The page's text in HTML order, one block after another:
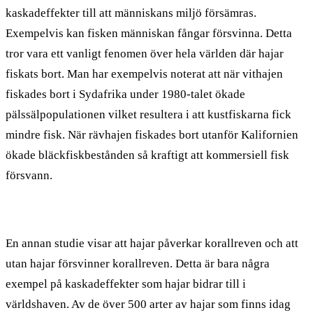
kaskadeffekter till att människans miljö försämras.
Exempelvis kan fisken människan fångar försvinna. Detta
tror vara ett vanligt fenomen över hela världen där hajar
fiskats bort. Man har exempelvis noterat att när vithajen
fiskades bort i Sydafrika under 1980-talet ökade
pälssälpopulationen vilket resultera i att kustfiskarna fick
mindre fisk. När rävhajen fiskades bort utanför Kalifornien
ökade bläckfiskbestånden så kraftigt att kommersiell fisk
försvann.
En annan studie visar att hajar påverkar korallreven och att
utan hajar försvinner korallreven. Detta är bara några
exempel på kaskadeffekter som hajar bidrar till i
världshaven. Av de över 500 arter av hajar som finns idag